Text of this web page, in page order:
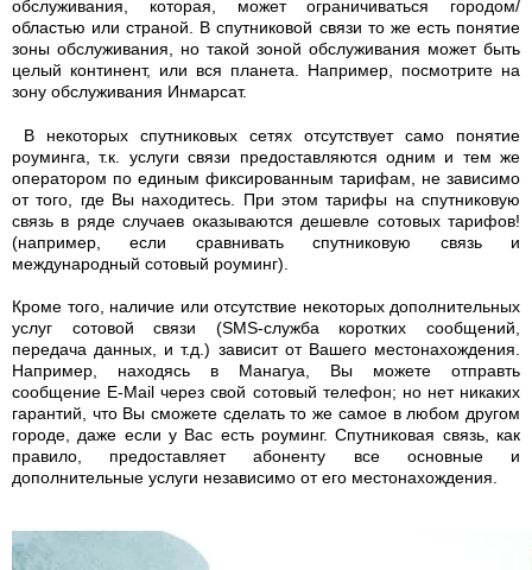
обслуживания, которая, может ограничиваться городом/
областью или страной. В спутниковой связи то же есть понятие
зоны обслуживания, но такой зоной обслуживания может быть
целый континент, или вся планета. Например, посмотрите на
зону обслуживания Инмарсат.
В некоторых спутниковых сетях отсутствует само понятие
роуминга, т.к. услуги связи предоставляются одним и тем же
оператором по единым фиксированным тарифам, не зависимо
от того, где Вы находитесь. При этом тарифы на спутниковую
связь в ряде случаев оказываются дешевле сотовых тарифов!
(например, если сравнивать спутниковую связь и
международный сотовый роуминг).
Кроме того, наличие или отсутствие некоторых дополнительных
услуг сотовой связи (SMS-служба коротких сообщений,
передача данных, и т.д.) зависит от Вашего местонахождения.
Например, находясь в Манагуа, Вы можете отправть
сообщение E-Mail через свой сотовый телефон; но нет никаких
гарантий, что Вы сможете сделать то же самое в любом другом
городе, даже если у Вас есть роуминг. Спутниковая связь, как
правило, предоставляет абоненту все основные и
дополнительные услуги независимо от его местонахождения.